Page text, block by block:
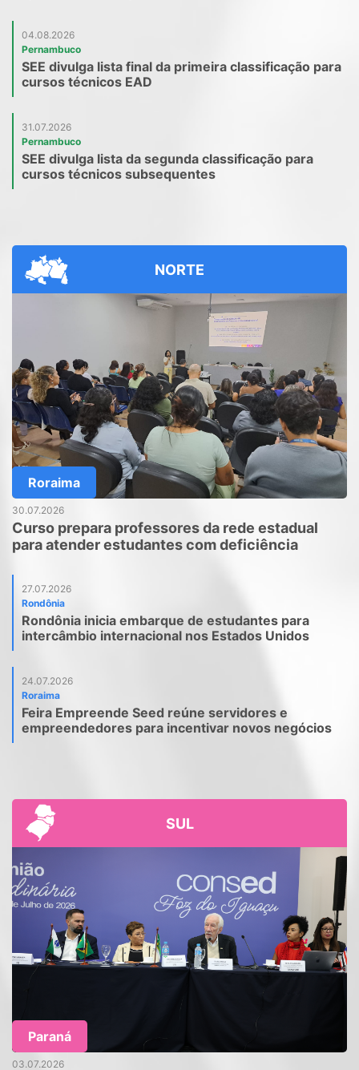
PGM 2026
04.08.2026
Pernambuco
SEE divulga lista final da primeira classificação para
cursos técnicos EAD
31.07.2026
Pernambuco
SEE divulga lista da segunda classificação para
cursos técnicos subsequentes
NORTE
Roraima
30.07.2026
Curso prepara professores da rede estadual
para atender estudantes com deficiência
27.07.2026
Rondônia
Rondônia inicia embarque de estudantes para
intercâmbio internacional nos Estados Unidos
24.07.2026
Roraima
Feira Empreende Seed reúne servidores e
empreendedores para incentivar novos negócios
SUL
Paraná
03.07.2026